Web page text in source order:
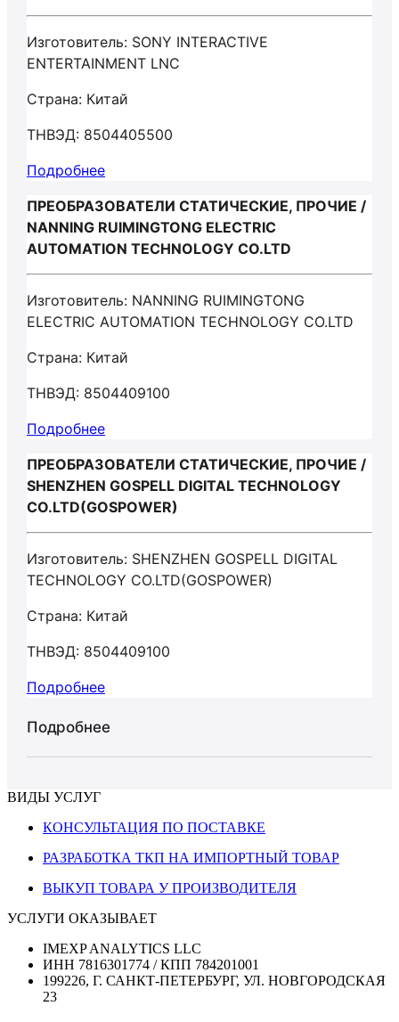
Изготовитель: SONY INTERACTIVE
ENTERTAINMENT LNC
Страна: Китай
ТНВЭД: 8504405500
Подробнее
ПРЕОБРАЗОВАТЕЛИ СТАТИЧЕСКИЕ, ПРОЧИЕ /
NANNING RUIMINGTONG ELECTRIC
AUTOMATION TECHNOLOGY CO.LTD
Изготовитель: NANNING RUIMINGTONG
ELECTRIC AUTOMATION TECHNOLOGY CO.LTD
Страна: Китай
ТНВЭД: 8504409100
Подробнее
ПРЕОБРАЗОВАТЕЛИ СТАТИЧЕСКИЕ, ПРОЧИЕ /
SHENZHEN GOSPELL DIGITAL TECHNOLOGY
CO.LTD(GOSPOWER)
Изготовитель: SHENZHEN GOSPELL DIGITAL
TECHNOLOGY CO.LTD(GOSPOWER)
Страна: Китай
ТНВЭД: 8504409100
Подробнее
Подробнее
ВИДЫ УСЛУГ
КОНСУЛЬТАЦИЯ ПО ПОСТАВКЕ
РАЗРАБОТКА ТКП НА ИМПОРТНЫЙ ТОВАР
ВЫКУП ТОВАРА У ПРОИЗВОДИТЕЛЯ
УСЛУГИ ОКАЗЫВАЕТ
IMEXP ANALYTICS LLC
ИНН 7816301774 / КПП 784201001
199226, Г. САНКТ-ПЕТЕРБУРГ, УЛ. НОВГОРОДСКАЯ
23